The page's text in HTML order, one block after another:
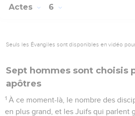
Actes 6
Seuls les Évangiles sont disponibles en vidéo
Sept hommes sont choisis
apôtres
1 À ce moment-là, le nombre des
en plus grand, et les Juifs qui parlent